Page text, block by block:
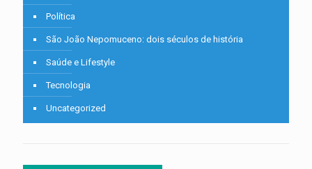
Política
São João Nepomuceno: dois séculos de história
Saúde e Lifestyle
Tecnologia
Uncategorized